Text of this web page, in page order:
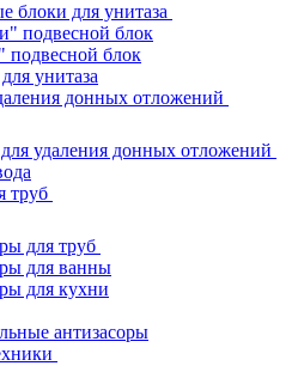
блоки для унитаза
подвесной блок
блок
унитаза
донных отложений
удаления донных отложений
труб
для труб
для ванны
для кухни
антизасоры